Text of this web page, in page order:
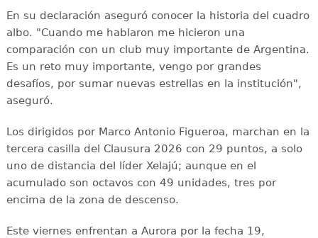
En su declaración aseguró conocer la historia del cuadro
albo. "Cuando me hablaron me hicieron una
comparación con un club muy importante de Argentina.
Es un reto muy importante, vengo por grandes
desafíos, por sumar nuevas estrellas en la institución",
aseguró.
Los dirigidos por Marco Antonio Figueroa, marchan en la
tercera casilla del Clausura 2026 con 29 puntos, a solo
uno de distancia del líder Xelajú; aunque en el
acumulado son octavos con 49 unidades, tres por
encima de la zona de descenso.
Este viernes enfrentan a Aurora por la fecha 19,